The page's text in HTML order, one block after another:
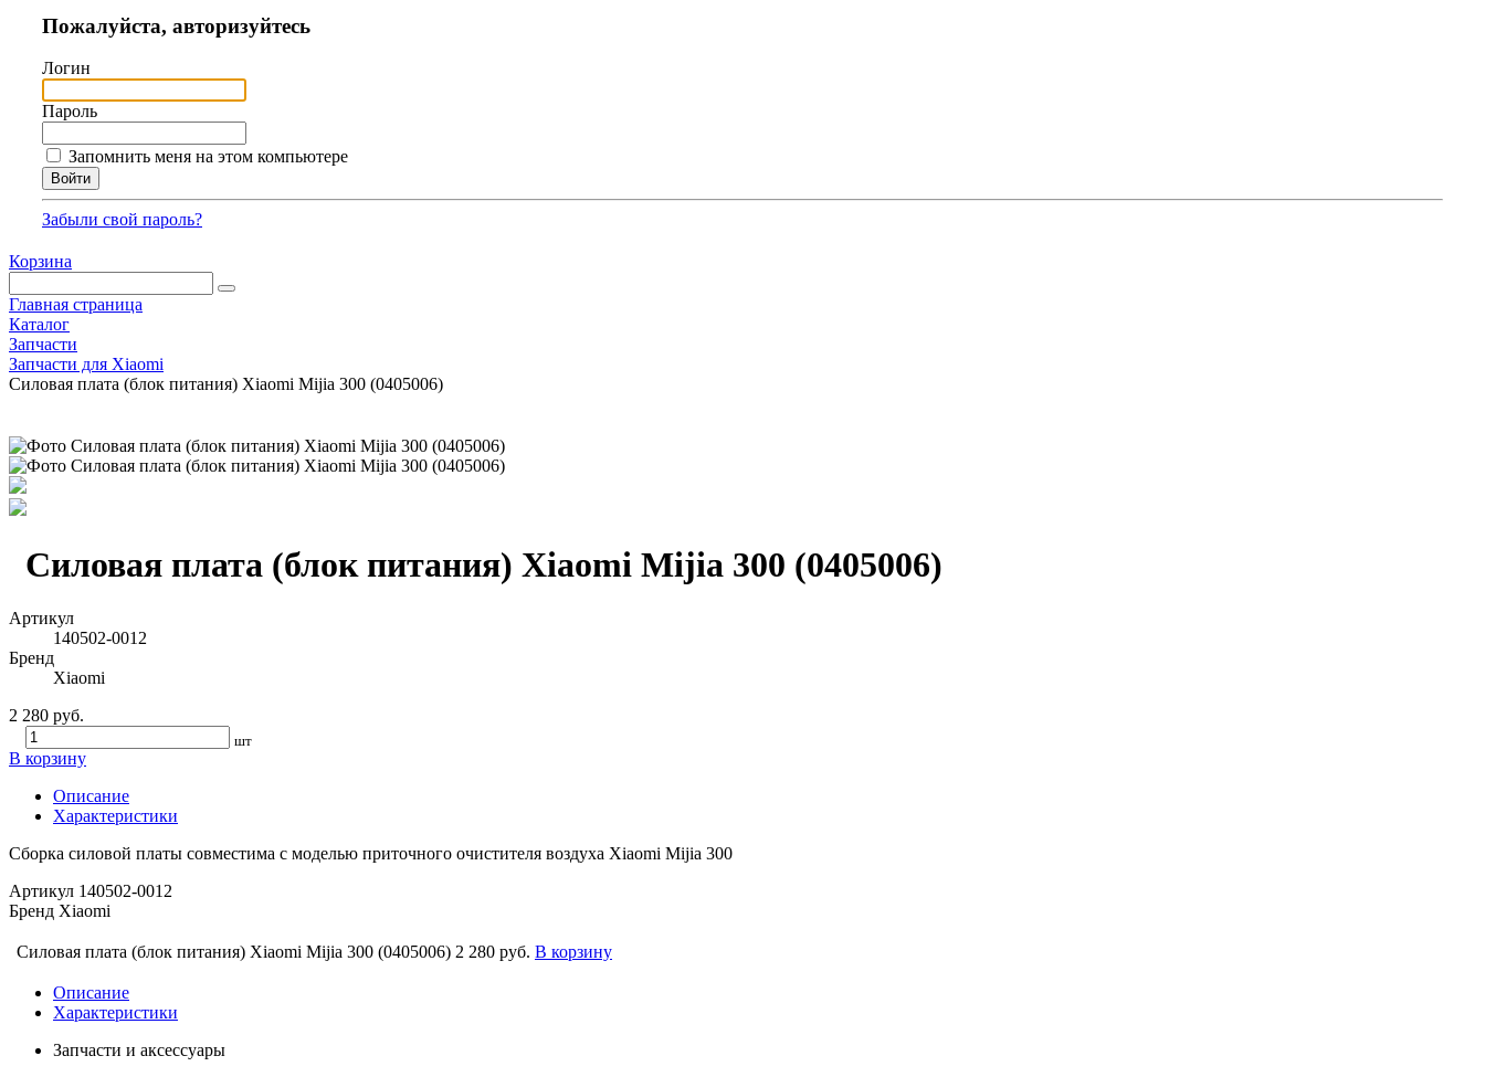
Пожалуйста, авторизуйтесь
Логин
Пароль
Запомнить меня на этом компьютере
Забыли свой пароль?
Корзина
Главная страница
Каталог
Запчасти
Запчасти для Xiaomi
Силовая плата (блок питания) Xiaomi Mijia 300 (0405006)
Силовая плата (блок питания) Xiaomi Mijia 300 (0405006)
Артикул
140502-0012
Бренд
Xiaomi
2 280 руб.
шт
В корзину
Описание
Характеристики
Сборка силовой платы совместима с моделью приточного очистителя воздуха Xiaomi Mijia 300
Артикул 140502-0012
Бренд Xiaomi
Силовая плата (блок питания) Xiaomi Mijia 300 (0405006) 2 280 руб. В корзину
Описание
Характеристики
Запчасти и аксессуары